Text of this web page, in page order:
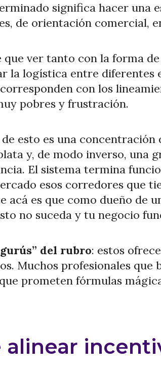
significa hacer una
de orientación comercial,
que ver tanto con la forma
la logística entre diferentes
con los
pobres y frustración.
esto es una concentración
y, de modo inverso, una
El sistema termina
esos corredores que
acá es que como dueño de
no suceda y tu negocio
del rubro: estos
Muchos profesionales que
prometen fórmulas